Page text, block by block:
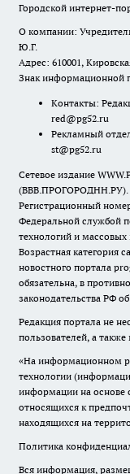
Городской интернет-
О компании:
Ю.Г.
Адрес: 610001,
Знак информационной
Контакты:
red@pg52.ru
Рекламный
st@pg52.ru
Сетевое издание
(ВВВ.ПРОГОРОДНН.РУ).
Регистрационный
Федеральной службой
технологий и
Возрастная категория
новостного портала
обязательна, в
законодательства РФ
Редакция портала не
пользователей, а
«На информационном
технологии
информации на основе
относящихся к
находящихся на
Политика
Вся информация,